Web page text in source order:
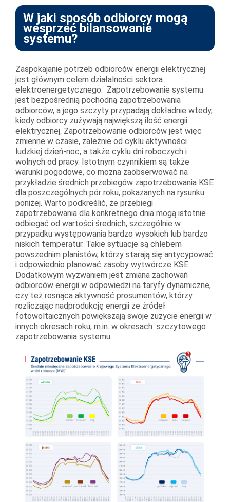
W jaki sposób odbiorcy mogą
wesprzeć bilansowanie
systemu?
Zaspokajanie potrzeb odbiorców energii elektrycznej
jest głównym celem działalności sektora
elektroenergetycznego. Zapotrzebowanie systemu
jest bezpośrednią pochodną zapotrzebowania
odbiorców, a jego szczyty przypadają dokładnie wtedy,
kiedy odbiorcy zużywają największą ilość energii
elektrycznej. Zapotrzebowanie odbiorców jest więc
zmienne w czasie, zależnie od cyklu aktywności
ludzkiej dzień-noc, a także cyklu dni roboczych i
wolnych od pracy. Istotnym czynnikiem są także
warunki pogodowe, co można zaobserwować na
przykładzie średnich przebiegów zapotrzebowania KSE
dla poszczególnych pór roku, pokazanych na rysunku
poniżej. Warto podkreślić, że przebiegi
zapotrzebowania dla konkretnego dnia mogą istotnie
odbiegać od wartości średnich, szczególnie w
przypadku występowania bardzo wysokich lub bardzo
niskich temperatur. Takie sytuacje są chlebem
powszednim planistów, którzy starają się antycypować
i odpowiednio planować zasoby wytwórcze KSE.
Dodatkowym wyzwaniem jest zmiana zachowań
odbiorców energii w odpowiedzi na taryfy dynamiczne,
czy też rosnąca aktywność prosumentów, którzy
rozliczając nadprodukcję energii ze źródeł
fotowoltaicznych powiększają swoje zużycie energii w
innych okresach roku, m.in. w okresach szczytowego
zapotrzebowania systemu.